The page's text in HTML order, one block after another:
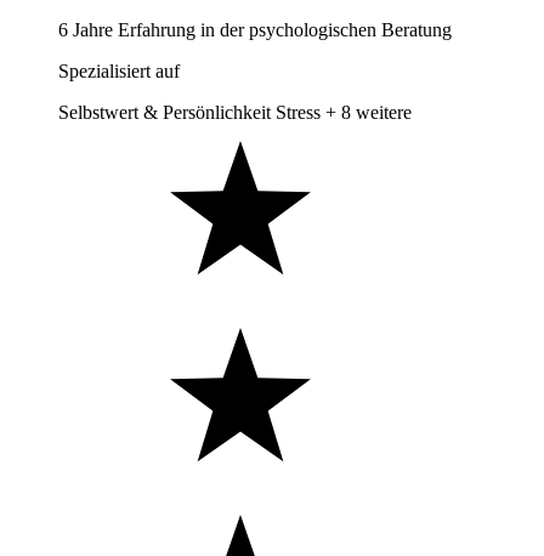
6 Jahre Erfahrung in der psychologischen Beratung
Spezialisiert auf
Selbstwert & Persönlichkeit Stress + 8 weitere